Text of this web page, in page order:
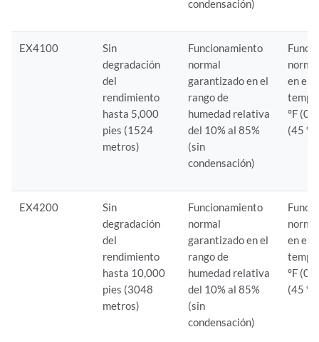
condensación)
EX4100
Sin
degradación
del
rendimiento
hasta 5,000
pies (1524
metros)
Funcionamiento
normal
garantizado en el
rango de
humedad relativa
del 10% al 85%
(sin
condensación)
en el
°F (0
(45
EX4200
Sin
degradación
del
rendimiento
hasta 10,000
pies (3048
metros)
Funcionamiento
normal
garantizado en el
rango de
humedad relativa
del 10% al 85%
(sin
condensación)
en el
°F (0
(45